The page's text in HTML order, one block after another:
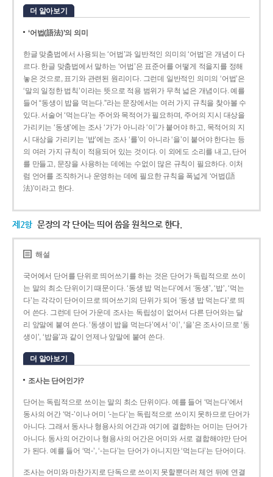
더 알아보기
‘어법(語法)’의 의미
한글 맞춤법에서 사용되는 ‘어법’과 일반적인 의미의 ‘어법’은 개념이 다
르다. 한글 맞춤법에서 말하는 ‘어법’은 표준어를 어떻게 적을지를 정해
놓은 것으로, 표기와 관련된 원리이다. 그런데 일반적인 의미의 ‘어법’은
‘말의 일정한 법칙’이라는 뜻으로 적용 범위가 무척 넓은 개념이다. 예를
들어 “동생이 밥을 먹는다.”라는 문장에서는 여러 가지 규칙을 찾아볼 수
있다. 서술어 ‘먹는다’는 주어와 목적어가 필요하며, 주어의 지시 대상을
가리키는 ‘동생’에는 조사 ‘가’가 아니라 ‘이’가 붙어야 하고, 목적어의 지
시 대상을 가리키는 ‘밥’에는 조사 ‘를’이 아니라 ‘을’이 붙어야 한다는 등
의 여러 가지 규칙이 적용되어 있는 것이다. 이 외에도 소리를 내고, 단어
를 만들고, 문장을 사용하는 데에는 수없이 많은 규칙이 필요하다. 이처
럼 언어를 조직하거나 운영하는 데에 필요한 규칙을 폭넓게 ‘어법(語
法)’이라고 한다.
제2항 문장의 각 단어는 띄어 씀을 원칙으로 한다.
해설
국어에서 단어를 단위로 띄어쓰기를 하는 것은 단어가 독립적으로 쓰이
는 말의 최소 단위이기 때문이다. ‘동생 밥 먹는다’에서 ‘동생’, ‘밥’, ‘먹는
다’는 각각이 단어이므로 띄어쓰기의 단위가 되어 ‘동생 밥 먹는다’로 띄
어 쓴다. 그런데 단어 가운데 조사는 독립성이 없어서 다른 단어와는 달
리 앞말에 붙여 쓴다. ‘동생이 밥을 먹는다’에서 ‘이’, ‘을’은 조사이므로 ‘동
생이’, ‘밥을’과 같이 언제나 앞말에 붙여 쓴다.
더 알아보기
조사는 단어인가?
단어는 독립적으로 쓰이는 말의 최소 단위이다. 예를 들어 ‘먹는다’에서
동사의 어간 ‘먹-­’이나 어미 ‘­-는다’는 독립적으로 쓰이지 못하므로 단어가
아니다. 그래서 동사나 형용사의 어간과 여기에 결합하는 어미는 단어가
아니다. 동사의 어간이나 형용사의 어간은 어미와 서로 결합해야만 단어
가 된다. 예를 들어 ‘먹-’, ‘-는다’는 단어가 아니지만 ‘먹는다’는 단어이다.
조사는 어미와 마찬가지로 단독으로 쓰이지 못할뿐더러 체언 뒤에 연결